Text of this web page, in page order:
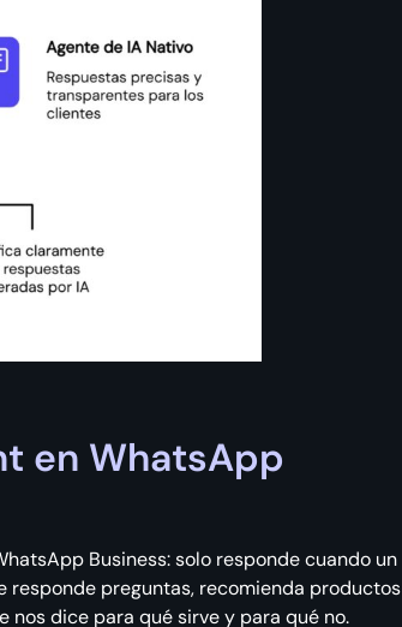
en WhatsApp
Business: solo responde cuando un
responde preguntas, recomienda productos
nos dice para qué sirve y para qué no.